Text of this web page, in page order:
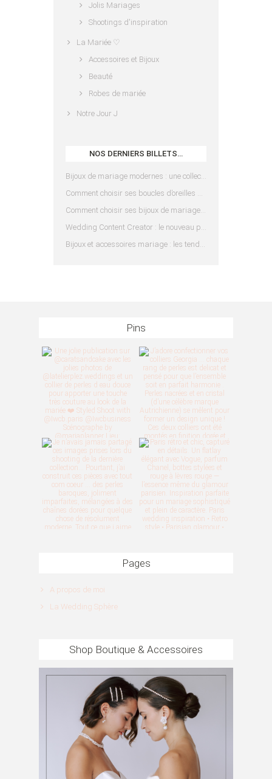
Jolis Mariages
Shootings d'inspiration
La Mariée ♡
Accessoires et Bijoux
Beauté
Robes de mariée
Notre Jour J
NOS DERNIERS BILLETS…
Bijoux de mariage modernes : une collection pensée pour les mariées d’aujourd’hui
Comment choisir ses boucles d’oreilles de mariée en fonction de sa coiffure ?
Comment choisir ses bijoux de mariage en fonction de sa robe ?
Wedding Content Creator : le nouveau prestataire indispensable pour votre mariage
Bijoux et accessoires mariage : les tendances 2025
Pins
Pages
A propos de moi
La Wedding Sphère
Shop Boutique & Accessoires